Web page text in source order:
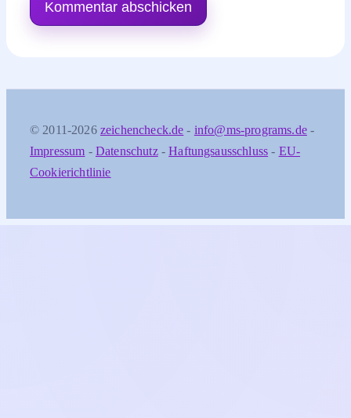
© 2011-2026 zeichencheck.de - info@ms-programs.de-
Impressum - Datenschutz-Haftungsausschluss - EU-
Cookierichtlinie